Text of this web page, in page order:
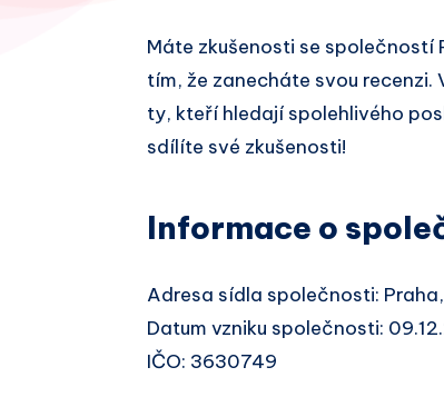
Máte zkušenosti se společností
tím, že zanecháte svou
ty, kteří hledají spolehlivého
sdílíte své zkušenosti!
Informace o
Adresa sídla společnosti:
Datum vzniku společnosti:
IČO: 3630749